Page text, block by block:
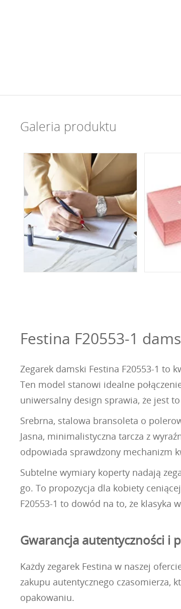
Galeria produktu
Festina F20553-1
Zegarek damski Festina F20553-1 to
Ten model stanowi idealne
uniwersalny design sprawia, że jest
Srebrna, stalowa bransoleta o
Jasna, minimalistyczna tarcza z
odpowiada sprawdzony mechanizm
Subtelne wymiary koperty nadają
go. To propozycja dla kobiety
F20553-1 to dowód na to, że klasyka
Gwarancja autentyczności i
Każdy zegarek Festina w naszej
zakupu autentycznego czasomierza,
opakowaniu.